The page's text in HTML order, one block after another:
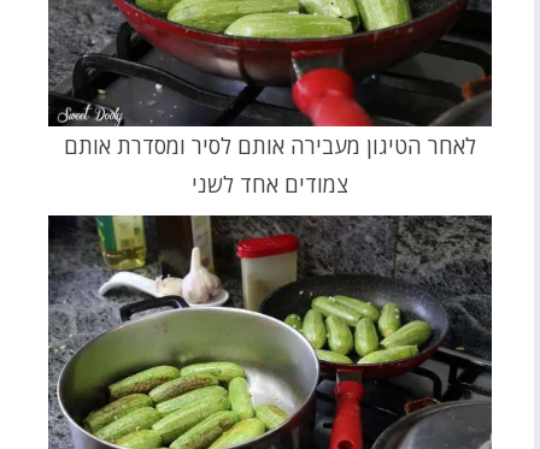
לאחר הטיגון מעבירה אותם לסיר ומסדרת אותם
צמודים אחד לשני